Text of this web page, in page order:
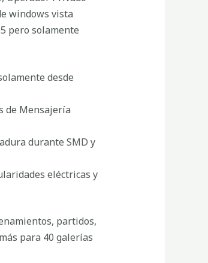
windows vista
pero solamente
desde
de Mensajería
durante SMD y
eléctricas y
partidos,
para 40 galerías